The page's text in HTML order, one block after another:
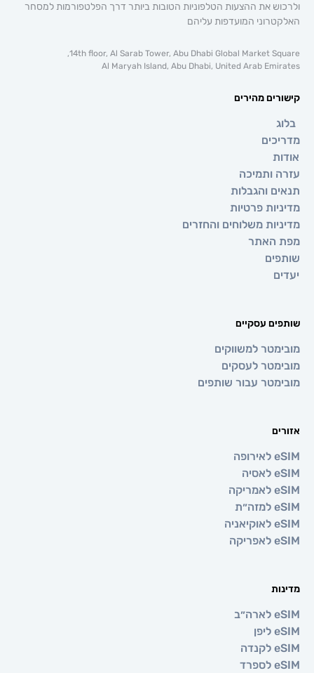
את ההצעות הטלפוניות הטובות ביותר דרך הפלטפורמות למסחר
המועדפות עליהם
14th floor, Al Sarab Tower, Abu Dhabi Global Market
Al Maryah Island, Abu Dhabi, United Arab
מהירים
והגבלות
פרטיות
משלוחים והחזרים
עסקיים
למשווקים
לעסקים
עבור שותפים